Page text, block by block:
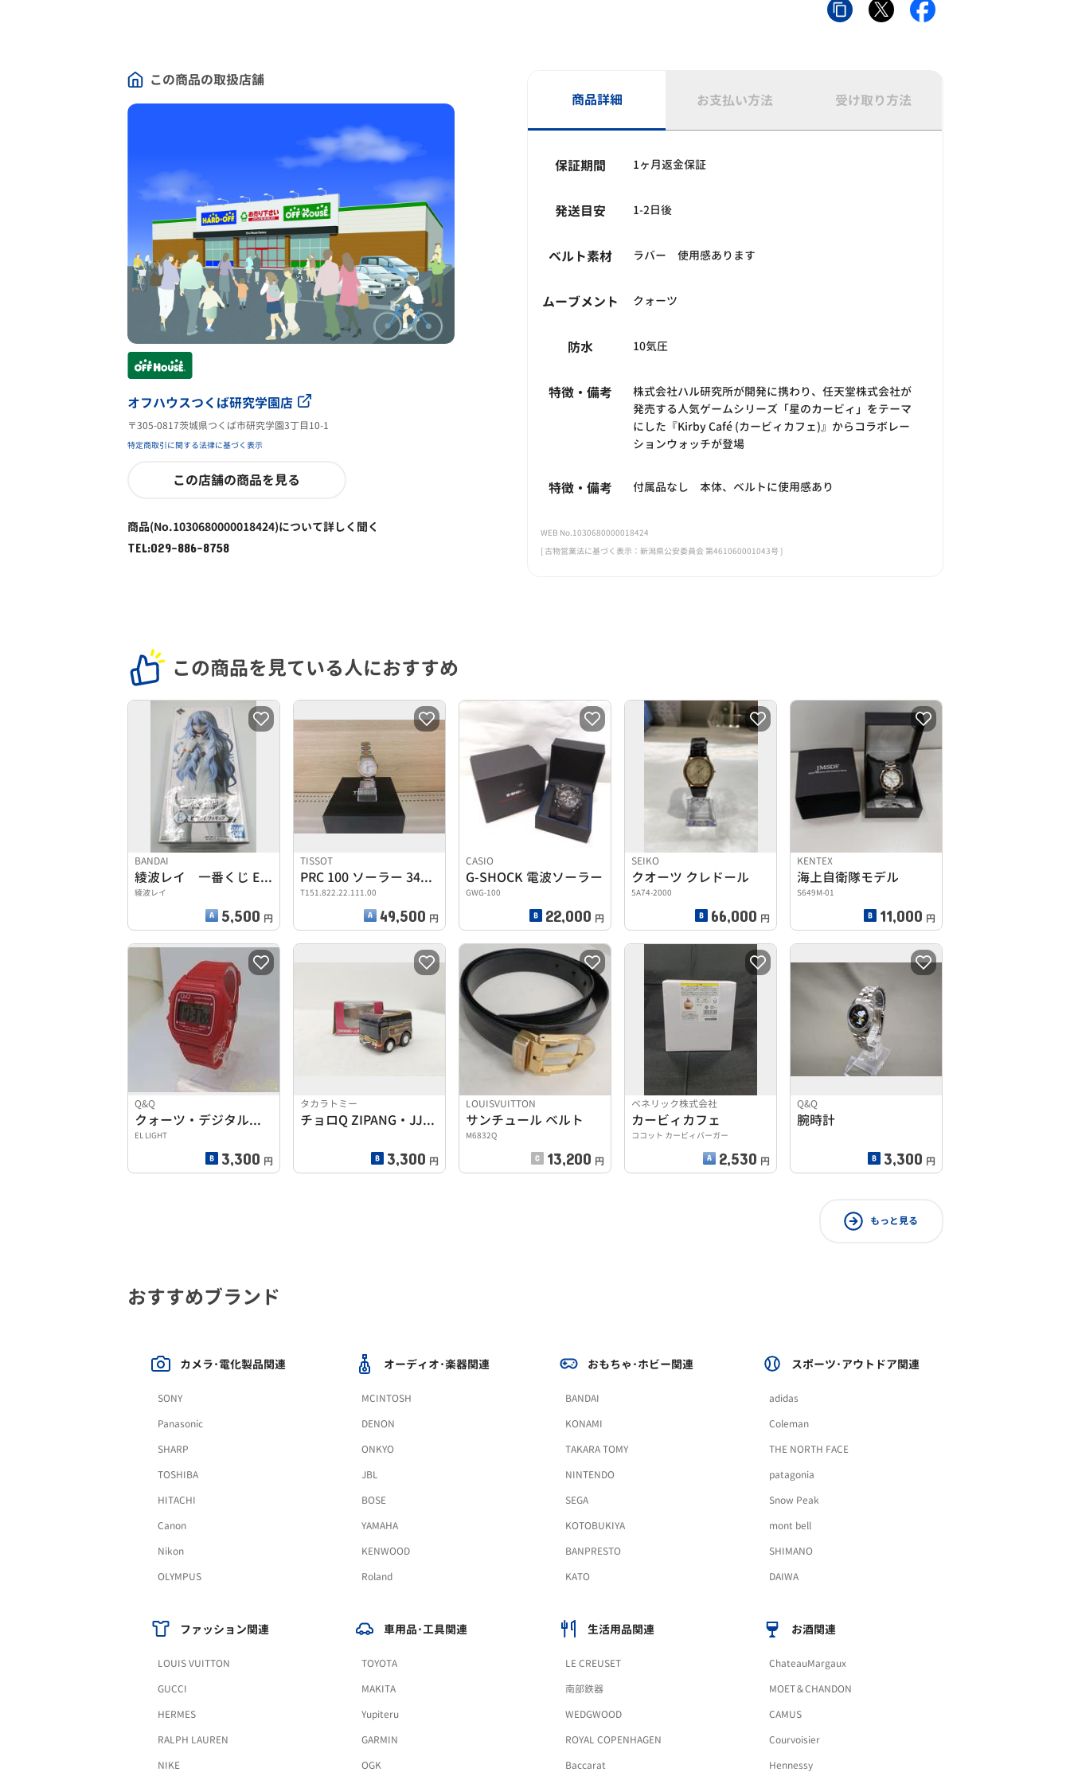
この商品の取扱店舗
オフハウスつくば研究学園店
〒305-0817茨城県つくば市研究学園3丁目10-1
特定商取引に関する法律に基づく表示
この店舗の商品を見る
商品(No.1030680000018424)について詳しく聞く
TEL:029-886-8758
商品詳細 お支払い方法 受け取り方法
保証期間 1ヶ月返金保証
発送目安 1-2日後
ベルト素材 ラバー 使用感あります
ムーブメント クォーツ
防水 10気圧
特徴・備考
株式会社ハル研究所が開発に携わり、任天堂株式会社が
発売する人気ゲームシリーズ「星のカービィ」をテーマ
にした『Kirby Café (カービィカフェ)』からコラボレー
ションウォッチが登場
特徴・備考 付属品なし 本体、ベルトに使用感あり
WEB No.1030680000018424
[ 古物営業法に基づく表示：新潟県公安委員会 第461060001043号 ]
この商品を見ている人におすすめ
BANDAI
綾波レイ 一番くじ E賞 フィギュア
綾波レイ
5,500 円
TISSOT
PRC 100 ソーラー 34mm
T151.822.22.111.00
49,500 円
CASIO
G-SHOCK 電波ソーラー
GWG-100
22,000 円
SEIKO
クオーツ クレドール
5A74-2000
66,000 円
KENTEX
海上自衛隊モデル
S649M-01
11,000 円
Q&Q
クォーツ・デジタル腕時計
EL LIGHT
3,300 円
タカラトミー
チョロQ ZIPANG・JJ株式会社
3,300 円
LOUISVUITTON
サンチュール ベルト
M6832Q
13,200 円
ベネリック株式会社
カービィカフェ
ココット カービィバーガー
2,530 円
Q&Q
腕時計
3,300 円
もっと見る
おすすめブランド
カメラ･電化製品関連
SONY
Panasonic
SHARP
TOSHIBA
HITACHI
Canon
Nikon
OLYMPUS
オーディオ･楽器関連
MCINTOSH
DENON
ONKYO
JBL
BOSE
YAMAHA
KENWOOD
Roland
おもちゃ･ホビー関連
BANDAI
KONAMI
TAKARA TOMY
NINTENDO
SEGA
KOTOBUKIYA
BANPRESTO
KATO
スポーツ･アウトドア関連
adidas
Coleman
THE NORTH FACE
patagonia
Snow Peak
mont bell
SHIMANO
DAIWA
ファッション関連
LOUIS VUITTON
GUCCI
HERMES
RALPH LAUREN
NIKE
車用品･工具関連
TOYOTA
MAKITA
Yupiteru
GARMIN
OGK
生活用品関連
LE CREUSET
南部鉄器
WEDGWOOD
ROYAL COPENHAGEN
Baccarat
お酒関連
ChateauMargaux
MOET＆CHANDON
CAMUS
Courvoisier
Hennessy